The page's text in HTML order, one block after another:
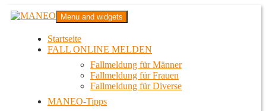
Zum
InhaltMANEO
Das schwule Anti-Gewalt-Projekt in Berlin
Menu and widgets
Startseite
FALL ONLINE MELDEN
Fallmeldung für Männer
Fallmeldung für Frauen
Fallmeldung für Diverse
MANEO-Tipps